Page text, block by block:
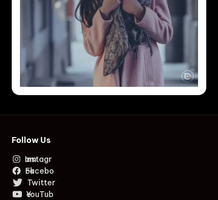
Follow Us
Instagram
Facebook
Twitter
YouTube